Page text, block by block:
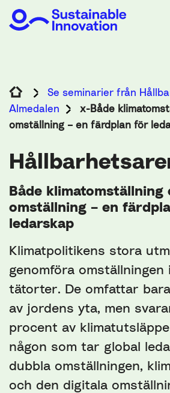
Se seminarier från
Almedalen
x-Både
omställning – en färdplan för
Både klimatomställning
omställning – en
ledarskap
Klimatpolitikens stora
genomföra
tätorter. De omfattar
av jordens yta, men
procent av
någon som tar global
dubbla omställningen,
och den digitala